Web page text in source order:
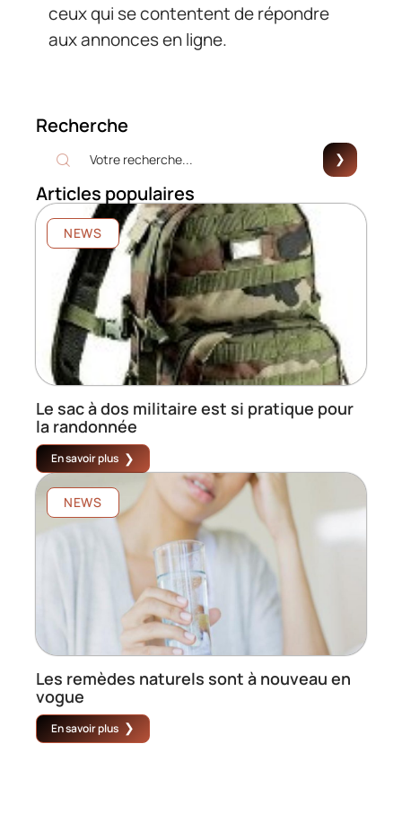
ceux qui se contentent de répondre
aux annonces en ligne.
Recherche
Articles populaires
NEWS
Le sac à dos militaire est si pratique pour
la randonnée
En savoir plus
NEWS
Les remèdes naturels sont à nouveau en
vogue
En savoir plus